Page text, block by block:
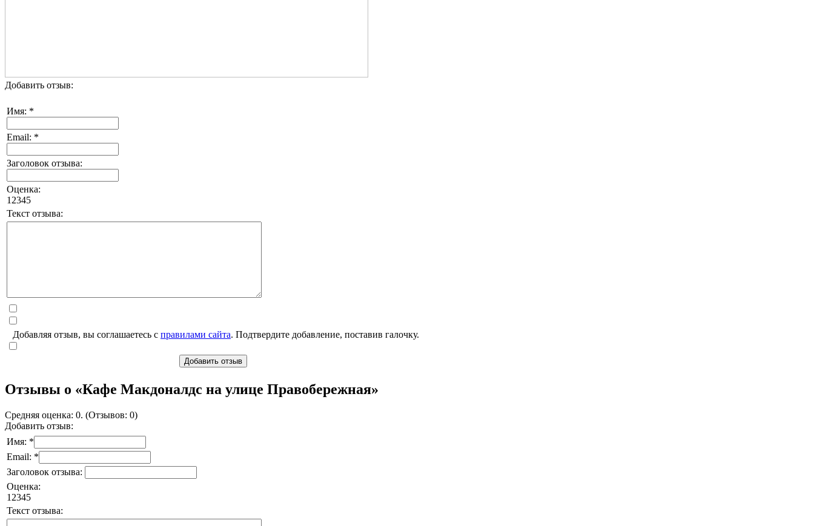
Добавить отзыв:
Имя: *
Email: *
Заголовок отзыва:
Оценка:
1 2345
Текст отзыва:
Добавляя отзыв, вы соглашаетесь с правилами сайта. Подтвердите добавление, поставив галочку.
Добавить отзыв
Отзывы о «Кафе Макдоналдс на улице Правобережная»
Средняя оценка: 0. (Отзывов: 0)
Добавить отзыв:
Имя: *
Email: *
Заголовок отзыва:
Оценка:
1 2345
Текст отзыва: